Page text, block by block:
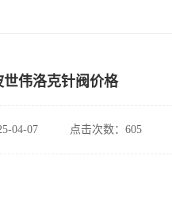
世伟洛克针阀价格
04-07 点击次数：605